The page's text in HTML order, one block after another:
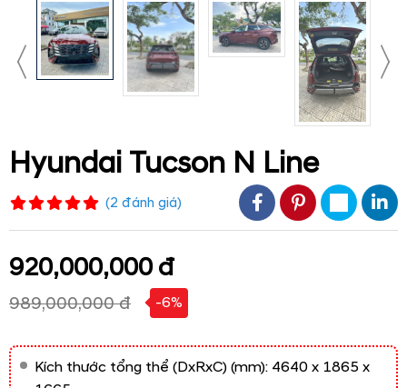
Hyundai Tucson N Line
(2 đánh giá)
920,000,000 đ
989,000,000 đ -6%
Kích thước tổng thể (DxRxC) (mm): 4640 x 1865 x